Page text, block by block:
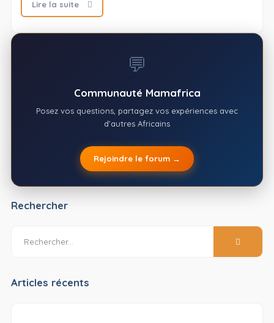
Lire la suite
💬
Communauté Mamafrica
Posez vos questions, partagez vos expériences avec
d’autres Africains
Rejoindre le forum →
Rechercher
Articles récents